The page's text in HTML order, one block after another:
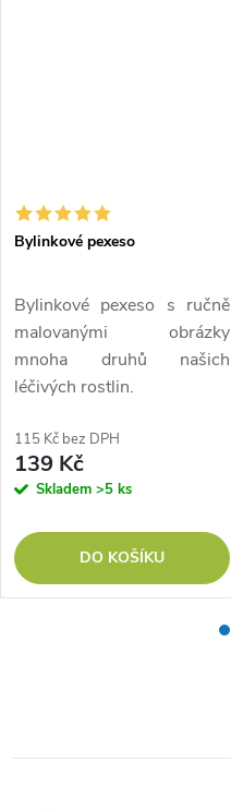
Bylinkové pexeso
Bylinkové pexeso s ručně
malovanými obrázky
mnoha druhů našich
léčivých rostlin.
115 Kč bez DPH
139 Kč
Skladem >5 ks
DO KOŠÍKU